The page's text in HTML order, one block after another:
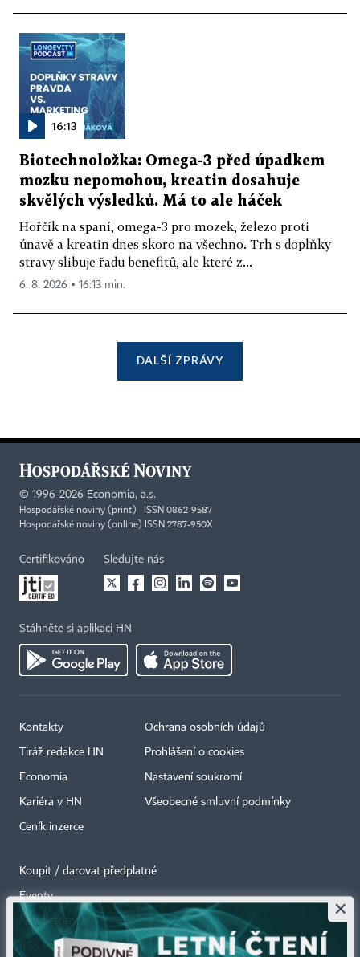
16:13
Biotechnoložka: Omega-3 před úpadkem
mozku nepomohou, kreatin dosahuje
skvělých výsledků. Má to ale háček
Hořčík na spaní, omega-3 pro mozek, železo proti
únavě a kreatin dnes skoro na všechno. Trh s doplňky
stravy slibuje řadu benefitů, ale které z...
6. 8. 2026 ▪ 16:13 min.
DALŠÍ ZPRÁVY
© 1996-2026 Economia, a.s.
Hospodářské noviny (print) ISSN 0862-9587
Hospodářské noviny (online) ISSN 2787-950X
Certifikováno Sledujte nás
Stáhněte si aplikaci HN
Kontakty
Tiráž redakce HN
Economia
Kariéra v HN
Ceník inzerce
Ochrana osobních údajů
Prohlášení o cookies
Nastavení soukromí
Všeobecné smluvní podmínky
Koupit / darovat předplatné
Eventy
Newslettery
RSS kanály
×